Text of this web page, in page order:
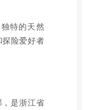
特的天然
险爱好者
是浙江省